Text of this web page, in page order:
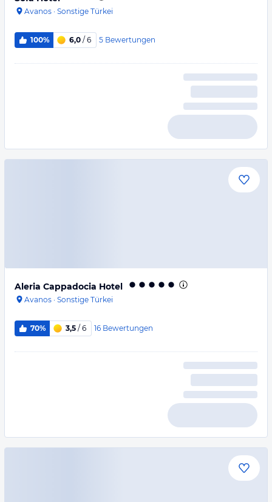
Avanos · Sonstige Türkei
100% 6,0 / 6 5 Bewertungen
Aleria Cappadocia Hotel
Avanos · Sonstige Türkei
70% 3,5 / 6 16 Bewertungen